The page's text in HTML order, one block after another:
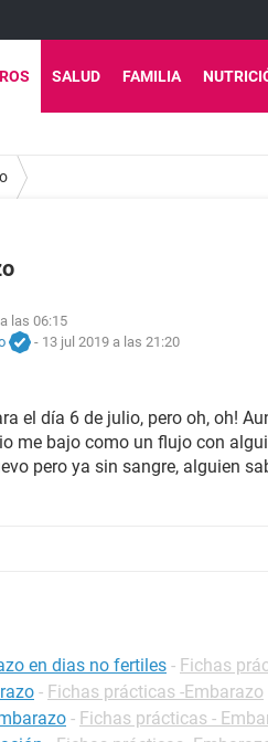
SALUD FAMILIA
las 06:15
- 13 jul 2019 a las 21:20
el día 6 de julio, pero oh, oh!
me bajo como un flujo con
pero ya sin sangre, alguien
en dias no fertiles - Fichas
- Fichas prácticas -Embarazo
- Fichas prácticas -